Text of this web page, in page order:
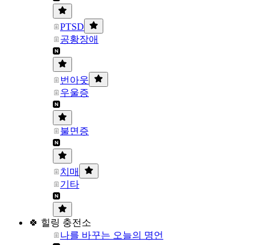
PTSD
공황장애
번아웃
우울증
불면증
치매
기타
🍀 힐링 충전소
나를 바꾸는 오늘의 명언